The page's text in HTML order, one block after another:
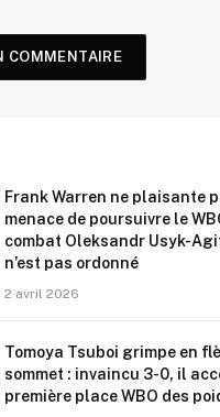
Frank Warren ne plaisante
menace de poursuivre le
combat Oleksandr Usyk-
n’est pas ordonné
2 avril 2026
Tomoya Tsuboi grimpe en
sommet : invaincu 3-0, il
première place WBO des